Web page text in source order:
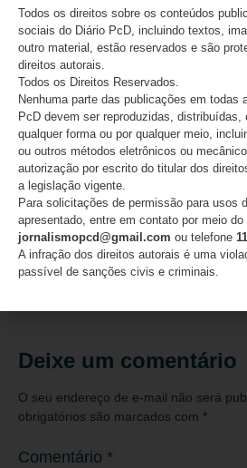
Especialista alerta sobre os
enfrentamento da violência
urgência do fortalecimento de
Deixe um comentário
O seu endereço de e-mail não será
obrigatórios são marcados com *
Comentário *
Todos os direitos sobre os conteúdos
sociais do Diário PcD, incluindo textos,
outro material, estão reservados e são
direitos autorais.
Todos os Direitos Reservados.
Nenhuma parte das publicações em todas
PcD devem ser reproduzidas, distribuídas,
qualquer forma ou por qualquer meio,
ou outros métodos eletrônicos ou
autorização por escrito do titular dos
a legislação vigente.
Para solicitações de permissão para usos
apresentado, entre em contato por meio do
jornalismopcd@gmail.com ou telefone
A infração dos direitos autorais é uma
passível de sanções civis e criminais.